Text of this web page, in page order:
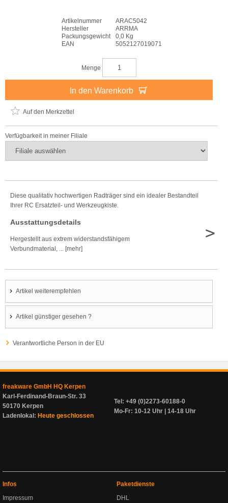
Artikelnummer
ARAC5042
Hersteller
ARRMA
Packungsgewicht
0,0 Kg
EAN
5052127019071
Menge
In den Warenkorb
Auf den Merkzettel
Verfügbarkeit in meiner Filiale
Diese qualitativ hochwertigen Radträger sind ein idealer Bestandteil
Ihrer RC Ersatzteil- und Werkzeugkiste.
Ausstattungsdetails
Hergestellt aus extrem widerstandsfähigem
Verbundmaterial, ... [mehr]
>
Artikel weiterempfehlen
Artikel günstiger gesehen ?
Verantwortliche Person in der EU
freakware GmbH HQ Kerpen
Karl-Ferdinand-Braun-Str. 33
50170 Kerpen
Ladenlokal: Heute geschlossen
Tel: +49 (0)2273-60188-0
Mo-Fr: 10-12 Uhr | 14-18 Uhr
Infos
Impressum
Paketdienste
DHL